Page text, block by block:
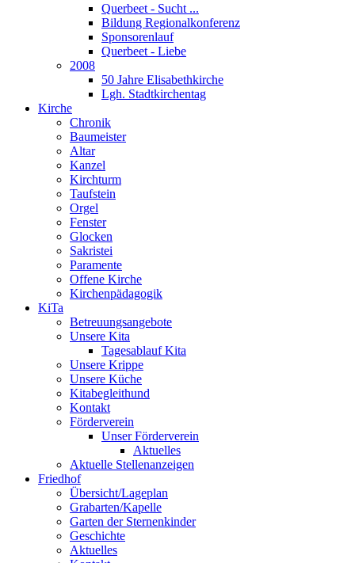
Querbeet - Sucht ...
Bildung Regionalkonferenz
Sponsorenlauf
Querbeet - Liebe
2008
50 Jahre Elisabethkirche
Lgh. Stadtkirchentag
Kirche
Chronik
Baumeister
Altar
Kanzel
Kirchturm
Taufstein
Orgel
Fenster
Glocken
Sakristei
Paramente
Offene Kirche
Kirchenpädagogik
KiTa
Betreuungsangebote
Unsere Kita
Tagesablauf Kita
Unsere Krippe
Unsere Küche
Kitabegleithund
Kontakt
Förderverein
Unser Förderverein
Aktuelles
Aktuelle Stellenanzeigen
Friedhof
Übersicht/Lageplan
Grabarten/Kapelle
Garten der Sternenkinder
Geschichte
Aktuelles